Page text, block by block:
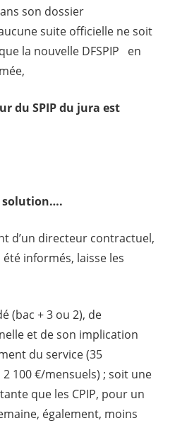
son dossier
suite officielle ne soit
la nouvelle DFSPIP en
du SPIP du jura est
solution….
d’un directeur contractuel,
été informés, laisse les
(bac + 3 ou 2), de
et de son implication
du service (35
100 €/mensuels) ; soit une
que les CPIP, pour un
également, moins